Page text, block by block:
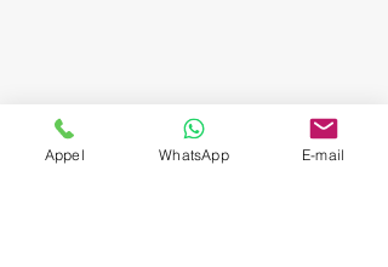
Appel WhatsApp E-mail